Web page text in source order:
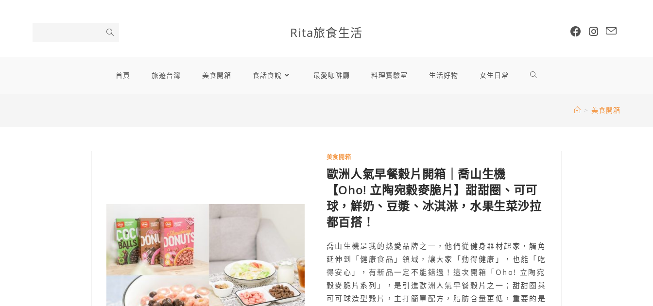
Rita旅食生活
首頁 旅遊台灣 美食開箱 食話食說 最愛咖啡廳 料理實驗室 生活好物 女生日常
> 美食開箱
美食開箱
歐洲人氣早餐穀片開箱｜喬山生機
【Oho! 立陶宛穀麥脆片】甜甜圈、可可
球，鮮奶、豆漿、冰淇淋，水果生菜沙拉
都百搭！
喬山生機是我的熱愛品牌之一，他們從健身器材起家，觸角
延伸到「健康食品」領域，讓大家「動得健康」，也能「吃
得安心」，有新品一定不能錯過！這次開箱「Oho! 立陶宛
穀麥脆片系列」，是引進歐洲人氣早餐穀片之一；甜甜圈與
可可球造型穀片，主打簡單配方，脂肪含量更低，重要的是